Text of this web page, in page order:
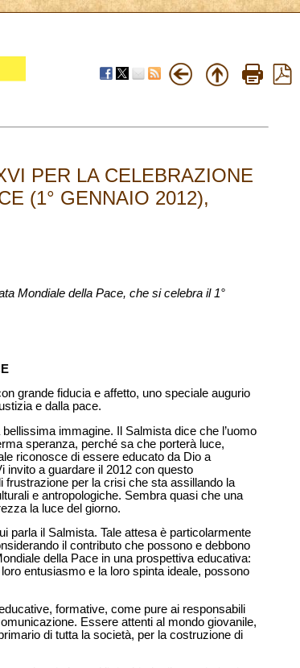
PER LA CELEBRAZIONE
(1° GENNAIO 2012),
Mondiale della Pace, che si celebra il 1°
grande fiducia e affetto, uno speciale augurio
e dalla pace.
immagine. Il Salmista dice che l’uomo
speranza, perché sa che porterà luce,
riconosce di essere educato da Dio a
invito a guardare il 2012 con questo
frustrazione per la crisi che sta assillando la
e antropologiche. Sembra quasi che una
la luce del giorno.
parla il Salmista. Tale attesa è particolarmente
il contributo che possono e debbono
della Pace in una prospettiva educativa:
entusiasmo e la loro spinta ideale, possono
formative, come pure ai responsabili
Essere attenti al mondo giovanile,
di tutta la società, per la costruzione di